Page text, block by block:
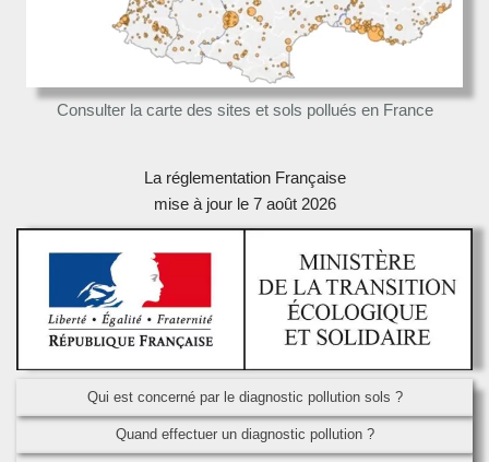
Consulter la carte des sites et sols pollués en France
La réglementation Française
mise à jour le 7 août 2026
Qui est concerné par le diagnostic pollution sols ?
Quand effectuer un diagnostic pollution ?